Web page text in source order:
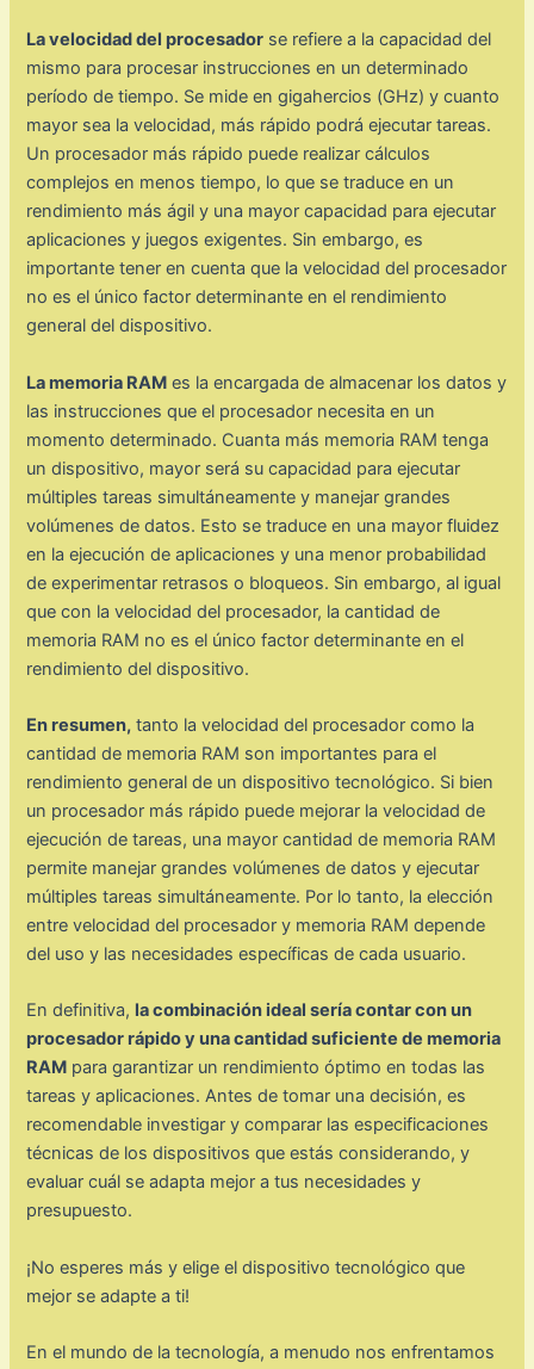
La velocidad del procesador se refiere a la capacidad del
mismo para procesar instrucciones en un determinado
período de tiempo. Se mide en gigahercios (GHz) y cuanto
mayor sea la velocidad, más rápido podrá ejecutar tareas.
Un procesador más rápido puede realizar cálculos
complejos en menos tiempo, lo que se traduce en un
rendimiento más ágil y una mayor capacidad para ejecutar
aplicaciones y juegos exigentes. Sin embargo, es
importante tener en cuenta que la velocidad del procesador
no es el único factor determinante en el rendimiento
general del dispositivo.
La memoria RAM es la encargada de almacenar los datos y
las instrucciones que el procesador necesita en un
momento determinado. Cuanta más memoria RAM tenga
un dispositivo, mayor será su capacidad para ejecutar
múltiples tareas simultáneamente y manejar grandes
volúmenes de datos. Esto se traduce en una mayor fluidez
en la ejecución de aplicaciones y una menor probabilidad
de experimentar retrasos o bloqueos. Sin embargo, al igual
que con la velocidad del procesador, la cantidad de
memoria RAM no es el único factor determinante en el
rendimiento del dispositivo.
En resumen, tanto la velocidad del procesador como la
cantidad de memoria RAM son importantes para el
rendimiento general de un dispositivo tecnológico. Si bien
un procesador más rápido puede mejorar la velocidad de
ejecución de tareas, una mayor cantidad de memoria RAM
permite manejar grandes volúmenes de datos y ejecutar
múltiples tareas simultáneamente. Por lo tanto, la elección
entre velocidad del procesador y memoria RAM depende
del uso y las necesidades específicas de cada usuario.
En definitiva, la combinación ideal sería contar con un
procesador rápido y una cantidad suficiente de memoria
RAM para garantizar un rendimiento óptimo en todas las
tareas y aplicaciones. Antes de tomar una decisión, es
recomendable investigar y comparar las especificaciones
técnicas de los dispositivos que estás considerando, y
evaluar cuál se adapta mejor a tus necesidades y
presupuesto.
¡No esperes más y elige el dispositivo tecnológico que
mejor se adapte a ti!
En el mundo de la tecnología, a menudo nos enfrentamos